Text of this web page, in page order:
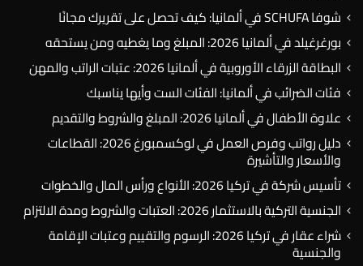
شوفا SCHUFA في ألمانيا: كيف تحصل على تقريرك مجانًا
بورغرغيلد في ألمانيا 2026: المبلغ وما يغطيه ومن يستحقه
البطاقة الزرقاء الأوروبية في ألمانيا 2026: عتبات الراتب والمهن
فئات الضرائب في ألمانيا: الفئات الست وأيها يناسبك
علاوة الأطفال في ألمانيا 2026: المبلغ والشروط والتقديم
دليل رواتب وفرص العمل في لوكسمبورغ 2026: القطاعات
والأسعار والتأشيرة
تأسيس شركة في تركيا 2026: الأنواع ورأس المال والخطوات
الجنسية التركية بالاستثمار 2026: العتبات والشروط ومدة الالتزام
شراء عقار في تركيا 2026: الرسوم والتقييم وعتبات الإقامة
والجنسية